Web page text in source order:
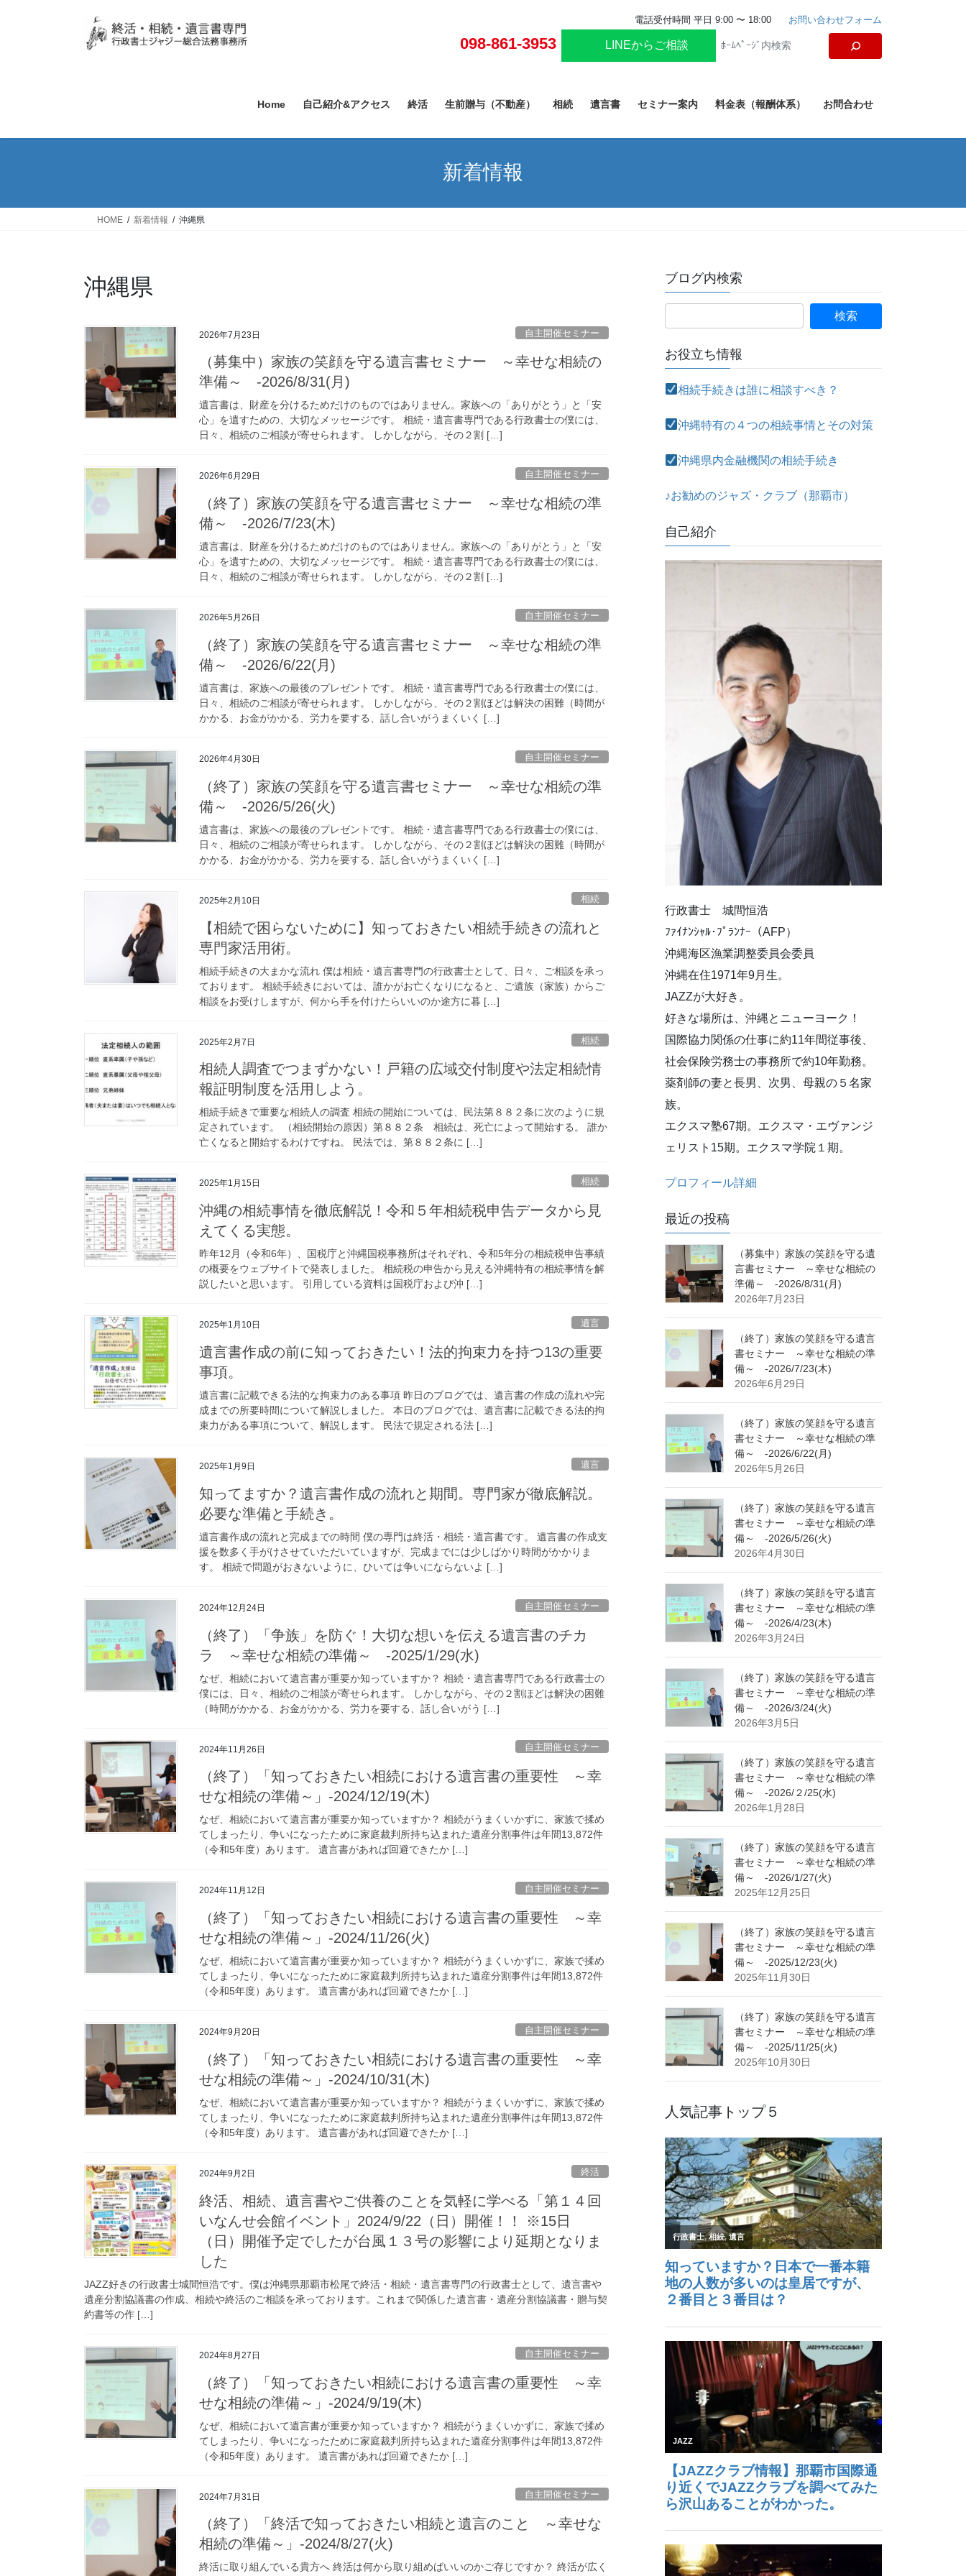
電話受付時間 平日 9:00 〜 18:00 お問い合わせフォーム
098-861-3953 LINEからご相談
Home 自己紹介&アクセス 終活 生前贈与（不動産） 相続 遺言書 セミナー案内 料金表（報酬体系） お問合わせ
新着情報
HOME 新着情報 沖縄県
沖縄県
2026年7月23日 自主開催セミナー
（募集中）家族の笑顔を守る遺言書セミナー ～幸せな相続の
準備～ -2026/8/31(月)
遺言書は、財産を分けるためだけのものではありません。家族への「ありがとう」と「安
心」を遺すための、大切なメッセージです。 相続・遺言書専門である行政書士の僕には、
日々、相続のご相談が寄せられます。 しかしながら、その２割 […]
2026年6月29日 自主開催セミナー
（終了）家族の笑顔を守る遺言書セミナー ～幸せな相続の準
備～ -2026/7/23(木)
遺言書は、財産を分けるためだけのものではありません。家族への「ありがとう」と「安
心」を遺すための、大切なメッセージです。 相続・遺言書専門である行政書士の僕には、
日々、相続のご相談が寄せられます。 しかしながら、その２割 […]
2026年5月26日 自主開催セミナー
（終了）家族の笑顔を守る遺言書セミナー ～幸せな相続の準
備～ -2026/6/22(月)
遺言書は、家族への最後のプレゼントです。 相続・遺言書専門である行政書士の僕には、
日々、相続のご相談が寄せられます。 しかしながら、その２割ほどは解決の困難（時間が
かかる、お金がかかる、労力を要する、話し合いがうまくいく […]
2026年4月30日 自主開催セミナー
（終了）家族の笑顔を守る遺言書セミナー ～幸せな相続の準
備～ -2026/5/26(火)
遺言書は、家族への最後のプレゼントです。 相続・遺言書専門である行政書士の僕には、
日々、相続のご相談が寄せられます。 しかしながら、その２割ほどは解決の困難（時間が
かかる、お金がかかる、労力を要する、話し合いがうまくいく […]
2025年2月10日 相続
【相続で困らないために】知っておきたい相続手続きの流れと
専門家活用術。
相続手続きの大まかな流れ 僕は相続・遺言書専門の行政書士として、日々、ご相談を承っ
ております。 相続手続きにおいては、誰かがお亡くなりになると、ご遺族（家族）からご
相談をお受けしますが、何から手を付けたらいいのか途方に暮 […]
2025年2月7日 相続
相続人調査でつまずかない！戸籍の広域交付制度や法定相続情
報証明制度を活用しよう。
相続手続きで重要な相続人の調査 相続の開始については、民法第８８２条に次のように規
定されています。 （相続開始の原因）第８８２条 相続は、死亡によって開始する。 誰か
亡くなると開始するわけですね。 民法では、第８８２条に […]
2025年1月15日 相続
沖縄の相続事情を徹底解説！令和５年相続税申告データから見
えてくる実態。
昨年12月（令和6年）、国税庁と沖縄国税事務所はそれぞれ、令和5年分の相続税申告事績
の概要をウェブサイトで発表しました。 相続税の申告から見える沖縄特有の相続事情を解
説したいと思います。 引用している資料は国税庁および沖 […]
2025年1月10日 遺言
遺言書作成の前に知っておきたい！法的拘束力を持つ13の重要
事項。
遺言書に記載できる法的な拘束力のある事項 昨日のブログでは、遺言書の作成の流れや完
成までの所要時間について解説しました。 本日のブログでは、遺言書に記載できる法的拘
束力がある事項について、解説します。 民法で規定される法 […]
2025年1月9日 遺言
知ってますか？遺言書作成の流れと期間。専門家が徹底解説。
必要な準備と手続き。
遺言書作成の流れと完成までの時間 僕の専門は終活・相続・遺言書です。 遺言書の作成支
援を数多く手がけさせていただいていますが、完成までには少しばかり時間がかかりま
す。 相続で問題がおきないように、ひいては争いにならないよ […]
2024年12月24日 自主開催セミナー
（終了）「争族」を防ぐ！大切な想いを伝える遺言書のチカ
ラ ～幸せな相続の準備～ -2025/1/29(水)
なぜ、相続において遺言書が重要か知っていますか？ 相続・遺言書専門である行政書士の
僕には、日々、相続のご相談が寄せられます。 しかしながら、その２割ほどは解決の困難
（時間がかかる、お金がかかる、労力を要する、話し合いがう […]
2024年11月26日 自主開催セミナー
（終了）「知っておきたい相続における遺言書の重要性 ～幸
せな相続の準備～」-2024/12/19(木)
なぜ、相続において遺言書が重要か知っていますか？ 相続がうまくいかずに、家族で揉め
てしまったり、争いになったために家庭裁判所持ち込まれた遺産分割事件は年間13,872件
（令和5年度）あります。 遺言書があれば回避できたか […]
2024年11月12日 自主開催セミナー
（終了）「知っておきたい相続における遺言書の重要性 ～幸
せな相続の準備～」-2024/11/26(火)
なぜ、相続において遺言書が重要か知っていますか？ 相続がうまくいかずに、家族で揉め
てしまったり、争いになったために家庭裁判所持ち込まれた遺産分割事件は年間13,872件
（令和5年度）あります。 遺言書があれば回避できたか […]
2024年9月20日 自主開催セミナー
（終了）「知っておきたい相続における遺言書の重要性 ～幸
せな相続の準備～」-2024/10/31(木)
なぜ、相続において遺言書が重要か知っていますか？ 相続がうまくいかずに、家族で揉め
てしまったり、争いになったために家庭裁判所持ち込まれた遺産分割事件は年間13,872件
（令和5年度）あります。 遺言書があれば回避できたか […]
2024年9月2日 終活
終活、相続、遺言書やご供養のことを気軽に学べる「第１４回
いなんせ会館イベント」2024/9/22（日）開催！！ ※15日
（日）開催予定でしたが台風１３号の影響により延期となりま
した
JAZZ好きの行政書士城間恒浩です。僕は沖縄県那覇市松尾で終活・相続・遺言書専門の行政書士として、遺言書や
遺産分割協議書の作成、相続や終活のご相談を承っております。これまで関係した遺言書・遺産分割協議書・贈与契
約書等の作 […]
2024年8月27日 自主開催セミナー
（終了）「知っておきたい相続における遺言書の重要性 ～幸
せな相続の準備～」-2024/9/19(木)
なぜ、相続において遺言書が重要か知っていますか？ 相続がうまくいかずに、家族で揉め
てしまったり、争いになったために家庭裁判所持ち込まれた遺産分割事件は年間13,872件
（令和5年度）あります。 遺言書があれば回避できたか […]
2024年7月31日 自主開催セミナー
（終了）「終活で知っておきたい相続と遺言のこと ～幸せな
相続の準備～」-2024/8/27(火)
終活に取り組んでいる貴方へ 終活は何から取り組めばいいのかご存じですか？ 終活が広く
ブログ内検索
お役立ち情報
相続手続きは誰に相談すべき？
沖縄特有の４つの相続事情とその対策
沖縄県内金融機関の相続手続き
♪お勧めのジャズ・クラブ（那覇市）
自己紹介
行政書士 城間恒浩
ﾌｧｲﾅﾝｼｬﾙ･ﾌﾟﾗﾝﾅｰ（AFP）
沖縄海区漁業調整委員会委員
沖縄在住1971年9月生。
JAZZが大好き。
好きな場所は、沖縄とニューヨーク！
国際協力関係の仕事に約11年間従事後、
社会保険労務士の事務所で約10年勤務。
薬剤師の妻と長男、次男、母親の５名家
族。
エクスマ塾67期。エクスマ・エヴァンジ
ェリスト15期。エクスマ学院１期。
プロフィール詳細
最近の投稿
（募集中）家族の笑顔を守る遺
言書セミナー ～幸せな相続の
準備～ -2026/8/31(月)
2026年7月23日
（終了）家族の笑顔を守る遺言
書セミナー ～幸せな相続の準
備～ -2026/7/23(木)
2026年6月29日
（終了）家族の笑顔を守る遺言
書セミナー ～幸せな相続の準
備～ -2026/6/22(月)
2026年5月26日
（終了）家族の笑顔を守る遺言
書セミナー ～幸せな相続の準
備～ -2026/5/26(火)
2026年4月30日
（終了）家族の笑顔を守る遺言
書セミナー ～幸せな相続の準
備～ -2026/4/23(木)
2026年3月24日
（終了）家族の笑顔を守る遺言
書セミナー ～幸せな相続の準
備～ -2026/3/24(火)
2026年3月5日
（終了）家族の笑顔を守る遺言
書セミナー ～幸せな相続の準
備～ -2026/２/25(水)
2026年1月28日
（終了）家族の笑顔を守る遺言
書セミナー ～幸せな相続の準
備～ -2026/1/27(火)
2025年12月25日
（終了）家族の笑顔を守る遺言
書セミナー ～幸せな相続の準
備～ -2025/12/23(火)
2025年11月30日
（終了）家族の笑顔を守る遺言
書セミナー ～幸せな相続の準
備～ -2025/11/25(火)
2025年10月30日
人気記事トップ５